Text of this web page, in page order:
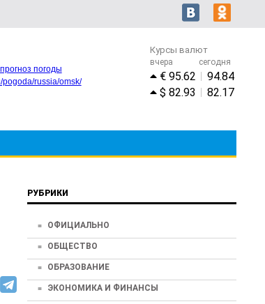
погоды
pogoda/russia/omsk/
Курсы валют
вчера сегодня
95.62
94.84
82.93
82.17
РУБРИКИ
ОФИЦИАЛЬНО
ОБЩЕСТВО
ОБРАЗОВАНИЕ
ЭКОНОМИКА И ФИНАНСЫ